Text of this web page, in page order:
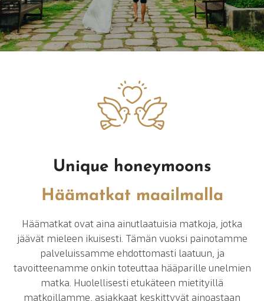
Unique honeymoons
Häämatkat maailmalla
Häämatkat ovat aina ainutlaatuisia matkoja, jotka
jäävät mieleen ikuisesti. Tämän vuoksi painotamme
palveluissamme ehdottomasti laatuun, ja
tavoitteenamme onkin toteuttaa hääparille unelmien
matka. Huolellisesti etukäteen mietityillä
matkoillamme, asiakkaat keskittyvät ainoastaan